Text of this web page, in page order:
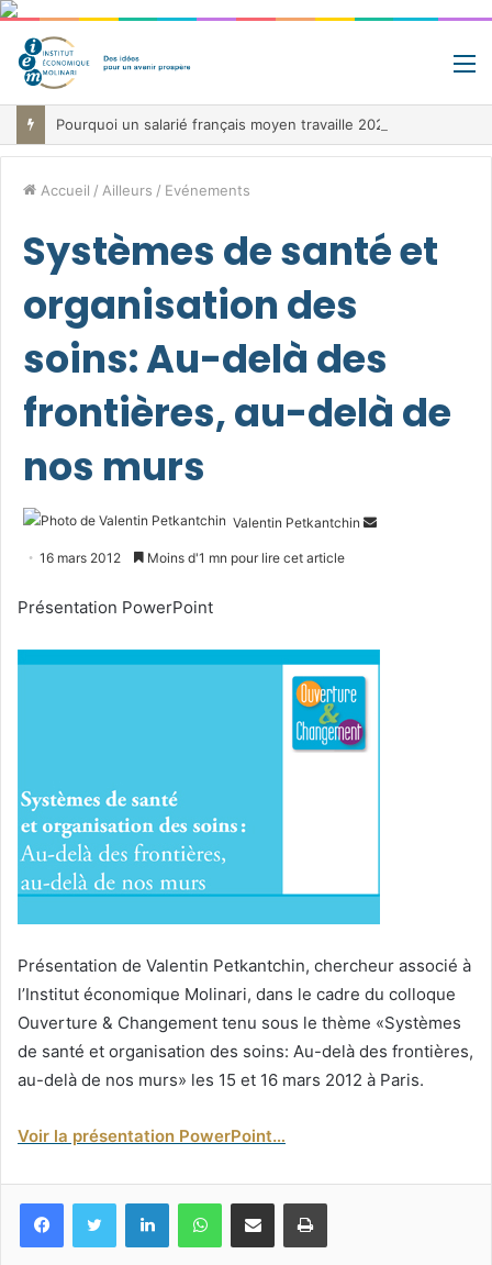
Accueil / Ailleurs / Evénements
Systèmes de santé et
organisation des
soins: Au-delà des
frontières, au-delà de
nos murs
Valentin Petkantchin
Envoyer
16 mars 2012 Moins d'1 mn pour lire cet article
Présentation PowerPoint
Présentation de Valentin Petkantchin, chercheur associé à
l’Institut économique Molinari, dans le cadre du colloque
Ouverture & Changement tenu sous le thème «Systèmes
de santé et organisation des soins: Au-delà des frontières,
au-delà de nos murs» les 15 et 16 mars 2012 à Paris.
Voir la présentation PowerPoint…
FacebookTwitter LinkedinWhatsApp
Partagez par mail Imprimez